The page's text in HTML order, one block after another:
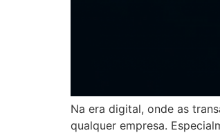
Na era digital, onde as
qualquer empresa.